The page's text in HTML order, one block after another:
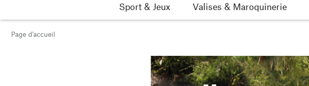
Sport & Jeux
Valises & Maroquinerie
Page d'accueil